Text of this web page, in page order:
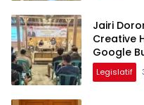
Jairi
Creative
Google
Legislatif